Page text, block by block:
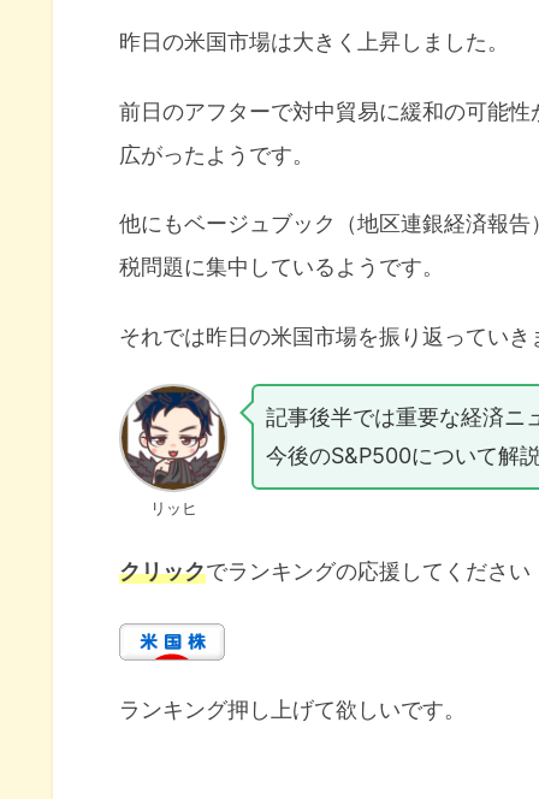
昨日の米国市場は大きく上昇しました。
前日のアフターで対中貿易に緩和の可能
広がったようです。
他にもベージュブック（地区連銀経済報
税問題に集中しているようです。
それでは昨日の米国市場を振り返っていき
リッヒ
記事後半では重要な経済ニ
今後のS&P500について解
クリックでランキングの応援してください
ランキング押し上げて欲しいです。